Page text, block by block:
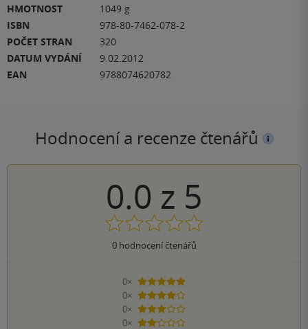
HMOTNOST
1049 g
ISBN
978-80-7462-078-2
POČET STRAN
320
DATUM VYDÁNÍ
9.02.2012
EAN
9788074620782
Hodnocení a recenze čtenářů
0.0 z 5
0hodnocení čtenářů
0×
5 hvězdiček
0×
4 hvězdičky
0×
3 hvězdičky
0×
2 hvězdičky